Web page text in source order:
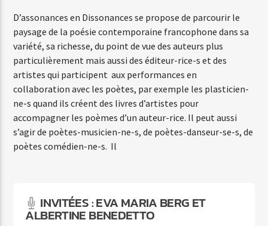
D’assonances en Dissonances se propose de parcourir le
paysage de la poésie contemporaine francophone dans sa
variété, sa richesse, du point de vue des auteurs plus
particulièrement mais aussi des éditeur-rice-s et des
artistes qui participent aux performances en
collaboration avec les poètes, par exemple les plasticien-
ne-s quand ils créent des livres d’artistes pour
accompagner les poèmes d’un auteur-rice. Il peut aussi
s’agir de poètes-musicien-ne-s, de poètes-danseur-se-s, de
poètes comédien-ne-s. Il
INVITÉES : EVA MARIA BERG ET
ALBERTINE BENEDETTO